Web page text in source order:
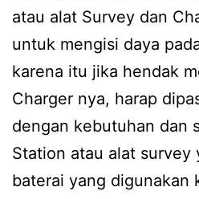
atau alat Survey dan
untuk mengisi daya
karena itu jika hendak
Charger nya, harap
dengan kebutuhan dan
Station atau alat survey
baterai yang digunakan